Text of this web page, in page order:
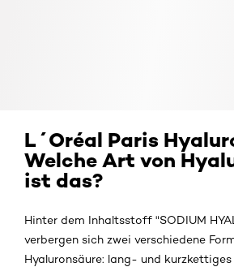
L´Oréal Paris
Welche Art von
ist das?
Hinter dem Inhaltsstoff "SODIUM
verbergen sich zwei verschiedene
Hyaluronsäure: lang- und kurzkettiges